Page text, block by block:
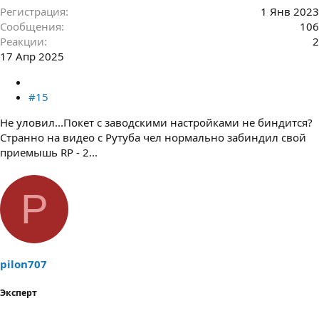
Регистрация
1 Янв 2023
Сообщения
106
Реакции
2
17 Апр 2025
#15
Не уловил...Покет с заводскими настройками не биндится?
Странно на видео с Рутуба чел нормально забиндил свой
приемышь RP - 2...
P
pilon707
Эксперт